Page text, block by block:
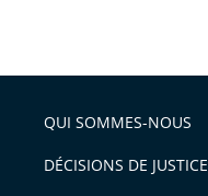
arriver
après
l'article
pour
QUI SOMMES-NOUS
DÉCISIONS DE JUSTICE